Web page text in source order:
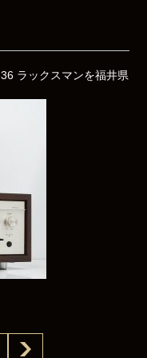
ラックスマンを福井県